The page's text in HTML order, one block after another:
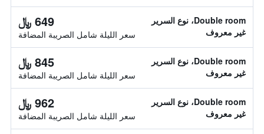
Double room، نوع السرير
غير معروف
649 ﷼
سعر الليلة شامل الصريبة المضافة
Double room، نوع السرير
غير معروف
845 ﷼
سعر الليلة شامل الصريبة المضافة
Double room، نوع السرير
غير معروف
962 ﷼
سعر الليلة شامل الصريبة المضافة